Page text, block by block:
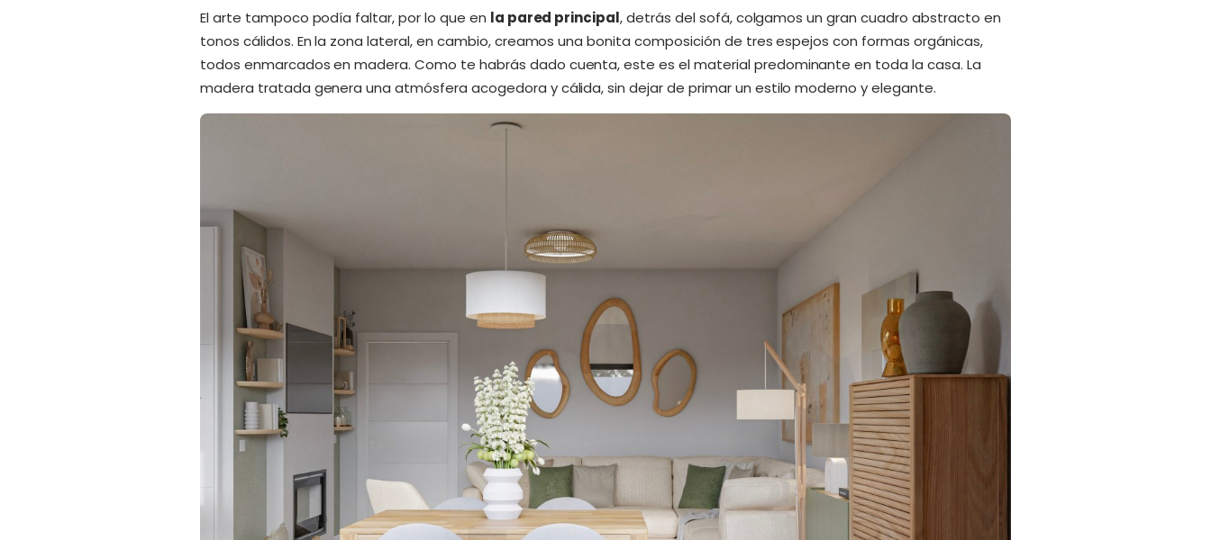
El arte tampoco podía faltar, por lo que en la pared principal, detrás del sofá, colgamos un gran cuadro abstracto en
tonos cálidos. En la zona lateral, en cambio, creamos una bonita composición de tres espejos con formas orgánicas,
todos enmarcados en madera. Como te habrás dado cuenta, este es el material predominante en toda la casa. La
madera tratada genera una atmósfera acogedora y cálida, sin dejar de primar un estilo moderno y elegante.